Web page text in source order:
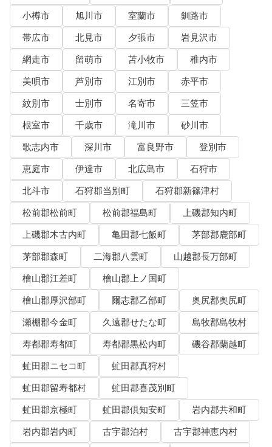
小樽市 旭川市 室蘭市
釧路市
帯広市
北見市 夕張市
岩見沢市
網走市
留萌市 苫小牧市
稚内市
美唄市
芦別市 江別市
赤平市
紋別市
士別市 名寄市
三笠市
根室市
千歳市 滝川市
砂川市
歌志内市
深川市 富良野市
登別市
恵庭市
伊達市 北広島市
石狩市
北斗市
石狩郡当別町
石狩郡新篠津村
松前郡松前町
松前郡福島町
上磯郡知内町
上磯郡木古内町
亀田郡七飯町
茅部郡鹿部町
茅部郡森町
二海郡八雲町
山越郡長万部町
檜山郡江差町
檜山郡上ノ国町
檜山郡厚沢部町
爾志郡乙部町
奥尻郡奥尻町
瀬棚郡今金町
久遠郡せたな町
島牧郡島牧村
寿都郡寿都町
寿都郡黒松内町
磯谷郡蘭越町
虻田郡ニセコ町
虻田郡真狩村
虻田郡留寿都村
虻田郡喜茂別町
虻田郡京極町
虻田郡倶知安町
岩内郡共和町
岩内郡岩内町
古宇郡泊村
古宇郡神恵内村